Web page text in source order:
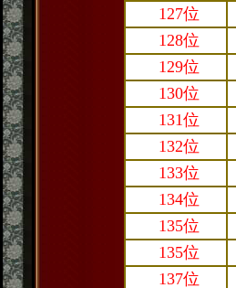
127位
128位
129位
130位
131位
132位
133位
134位
135位
135位
137位